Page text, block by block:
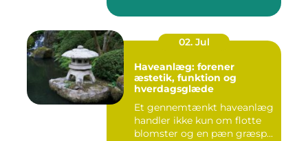
02. Jul
Haveanlæg: forener
æstetik, funktion og
hverdagsglæde
Et gennemtænkt haveanlæg
handler ikke kun om flotte
blomster og en pæn græsp...